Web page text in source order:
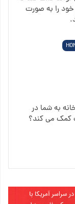
را به صورت
به شما در
کمک می کند؟